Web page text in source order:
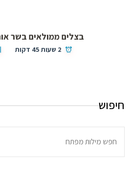
בצלים ממולאים בשר
2 שעות 45 דקות
חיפוש